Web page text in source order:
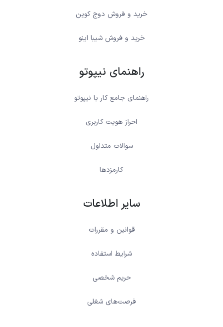
خرید و فروش دوج کوین
خرید و فروش شیبا اینو
راهنمای نیپوتو
راهنمای جامع کار با نیپوتو
احراز هویت کاربری
سوالات متداول
کارمزدها
سایر اطلاعات
قوانین و مقررات
شرایط استفاده
حریم شخصی
فرصت‌های شغلی